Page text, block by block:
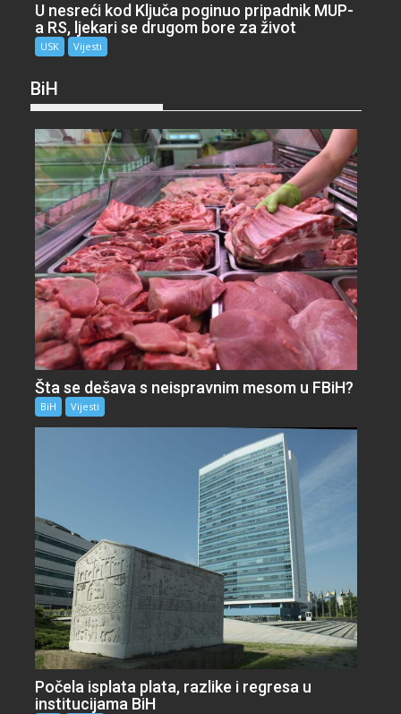
U nesreći kod Ključa poginuo pripadnik MUP-
a RS, ljekari se drugom bore za život
USK Vijesti
BiH
Šta se dešava s neispravnim mesom u FBiH?
BiH Vijesti
Počela isplata plata, razlike i regresa u
institucijama BiH